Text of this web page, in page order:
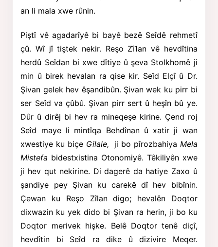
an li mala xwe rûnin.
Piştî vê agadarîyê bi bayê bezê Seîdê rehmetî
çû. Wî jî tiştek nekir. Reşo Zî1an vê hevdîtina
herdû Seîdan bi xwe dîtiye û şeva Stolkhomê ji
min û birek hevalan ra qise kir. Seîd Elçî û Dr.
Şivan gelek hev êşandibûn. Şivan wek ku pirr bi
ser Seîd va çûbû. Şivan pirr sert û heşîn bû ye.
Dûr û dirêj bi hev ra mineqeşe kirine. Çend roj
Seîd maye li mintîqa Behdînan û xatir ji wan
xwestiye ku biçe Gilale, ji bo pîrozbahiya Mela
Mistefa bidestxistina Otonomiyê. Têkiliyên xwe
ji hev qut nekirine. Di dagerê da hatiye Zaxo û
şandiye pey Şivan ku carekê dî hev bibînin.
Çewan ku Reşo Zîlan digo; hevalên Doqtor
dixwazin ku yek dido bi Şivan ra herin, ji bo ku
Doqtor merivek hişke. Belê Doqtor tenê diçî,
hevdîtin bi Seîd ra dike û dizivire Meqer.